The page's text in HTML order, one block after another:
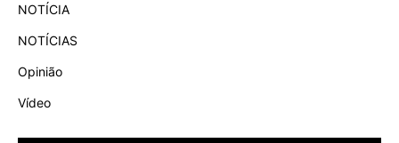
NOTÍCIA
NOTÍCIAS
Opinião
Vídeo